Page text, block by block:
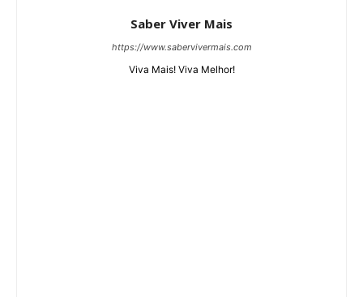
Saber Viver Mais
https://www.sabervivermais.com
Viva Mais! Viva Melhor!